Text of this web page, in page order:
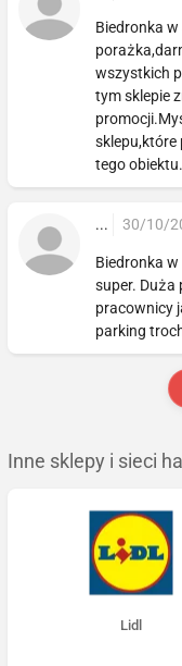
Biedronka
wszystkich
tym sklepie
sklepu,które
tego obiektu.
... 30/10/
Biedronka w
super. Duża
pracownicy
parking
Inne sklepy i sieci
Lidl